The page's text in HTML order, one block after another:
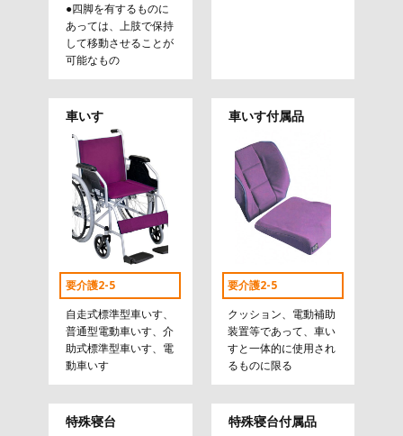
●四脚を有するものに
あっては、上肢で保持
して移動させることが
可能なもの
車いす
要介護2-5
自走式標準型車いす、
普通型電動車いす、介
助式標準型車いす、電
動車いす
車いす付属品
要介護2-5
クッション、電動補助
装置等であって、車い
すと一体的に使用され
るものに限る
特殊寝台 特殊寝台付属品